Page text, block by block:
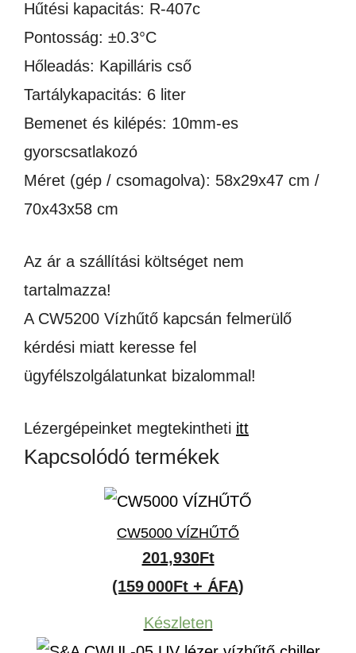
Hűtési kapacitás: R-407c
Pontosság: ±0.3°C
Hőleadás: Kapilláris cső
Tartálykapacitás: 6 liter
Bemenet és kilépés: 10mm-es
gyorscsatlakozó
Méret (gép / csomagolva): 58x29x47 cm /
70x43x58 cm
Az ár a szállítási költséget nem
tartalmazza!
A CW5200 Vízhűtő kapcsán felmerülő
kérdési miatt keresse fel
ügyfélszolgálatunkat bizalommal!
Lézergépeinket megtekintheti itt
Kapcsolódó termékek
CW5000 VÍZHŰTŐ
201,930Ft
(159 000Ft + ÁFA)
Készleten